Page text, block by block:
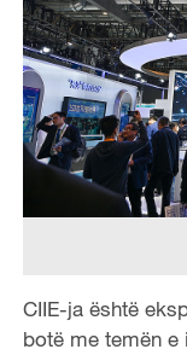
CIIE-ja është
botë me temën